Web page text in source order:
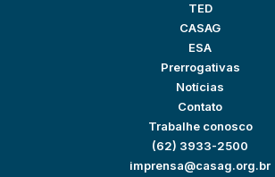
TED
CASAG
ESA
Prerrogativas
Notícias
Contato
Trabalhe conosco
(62) 3933-2500
imprensa@casag.org.br